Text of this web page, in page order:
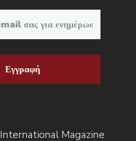
Εγγραφή
International Magazine